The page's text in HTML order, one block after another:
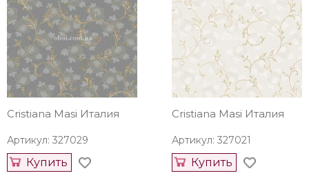
Cristiana Masi Италия
Артикул: 327029
Купить
Cristiana Masi Италия
Артикул: 327021
Купить